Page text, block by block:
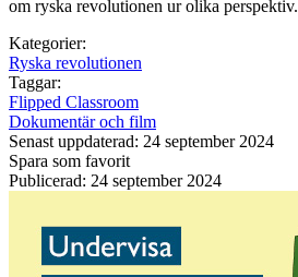
om ryska revolutionen ur olika perspektiv.
Kategorier:
Ryska revolutionen
Taggar:
Flipped Classroom
Dokumentär och film
Senast uppdaterad: 24 september 2024
Spara som favorit
Publicerad: 24 september 2024